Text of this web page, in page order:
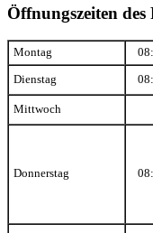
Öffnungszeiten des
Montag
Dienstag
Mittwoch
Donnerstag